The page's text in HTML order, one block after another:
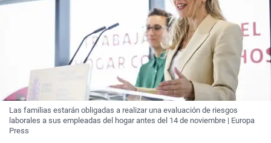
Las familias estarán obligadas a realizar una evaluación de riesgos
laborales a sus empleadas del hogar antes del 14 de noviembre | Europa
Press